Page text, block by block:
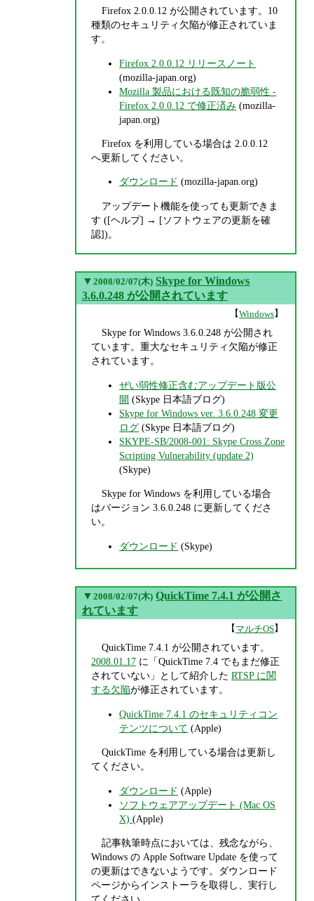
Firefox 2.0.0.12 が公開されています。10
種類のセキュリティ欠陥が修正されていま
す。
Firefox 2.0.0.12 リリースノート
(mozilla-japan.org)
Mozilla 製品における既知の脆弱性 -
Firefox 2.0.0.12 で修正済み (mozilla-
japan.org)
Firefox を利用している場合は 2.0.0.12
へ更新してください。
ダウンロード (mozilla-japan.org)
アップデート機能を使っても更新できま
す ([ヘルプ] → [ソフトウェアの更新を確
認])。
▼ 2008/02/07(木) Skype for Windows
3.6.0.248 が公開されています
【Windows】
Skype for Windows 3.6.0.248 が公開され
ています。重大なセキュリティ欠陥が修正
されています。
ぜい弱性修正含むアップデート版公
開 (Skype 日本語ブログ)
Skype for Windows ver. 3.6.0.248 変更
ログ (Skype 日本語ブログ)
SKYPE-SB/2008-001: Skype Cross Zone
Scripting Vulnerability (update 2)
(Skype)
Skype for Windows を利用している場合
はバージョン 3.6.0.248 に更新してくださ
い。
ダウンロード (Skype)
▼ 2008/02/07(木) QuickTime 7.4.1 が公開さ
れています
【 マルチOS】
QuickTime 7.4.1 が公開されています。
2008.01.17 に「QuickTime 7.4 でもまだ修正
されていない」として紹介したRTSP に関
する欠陥が修正されています。
QuickTime 7.4.1 のセキュリティコン
テンツについて (Apple)
QuickTime を利用している場合は更新し
てください。
ダウンロード (Apple)
ソフトウェアアップデート (Mac OS
X)(Apple)
記事執筆時点においては、残念ながら、
Windows の Apple Software Update を使って
の更新はできないようです。ダウンロード
ページからインストーラを取得し、実行し